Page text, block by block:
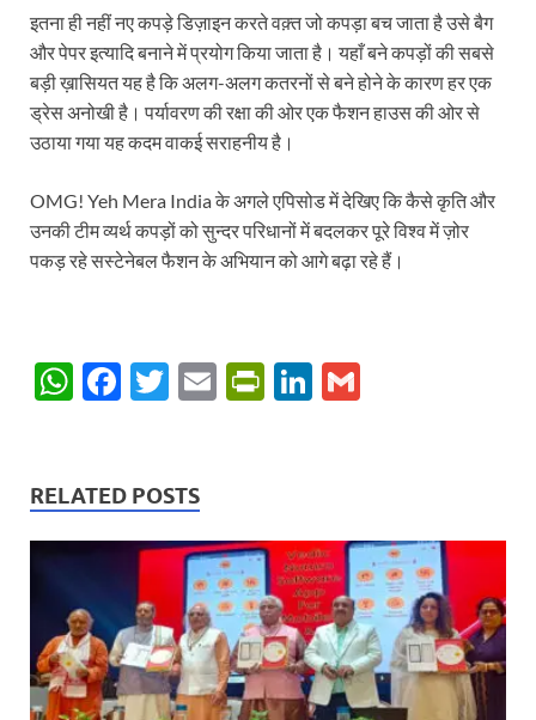
इतना ही नहीं नए कपड़े डिज़ाइन करते वक़्त जो कपड़ा बच जाता है उसे बैग
और पेपर इत्यादि बनाने में प्रयोग किया जाता है। यहाँ बने कपड़ों की सबसे
बड़ी ख़ासियत यह है कि अलग-अलग कतरनों से बने होने के कारण हर एक
ड्रेस अनोखी है। पर्यावरण की रक्षा की ओर एक फैशन हाउस की ओर से
उठाया गया यह कदम वाकई सराहनीय है।
OMG! Yeh Mera India के अगले एपिसोड में देखिए कि कैसे कृति और
उनकी टीम व्यर्थ कपड़ों को सुन्दर परिधानों में बदलकर पूरे विश्व में ज़ोर
पकड़ रहे सस्टेनेबल फैशन के अभियान को आगे बढ़ा रहे हैं।
W
s
A
p
p
F
b
o
o
k
T
er
E
P
ie
n
dl
y
Li
dI
n
RELATED POSTS